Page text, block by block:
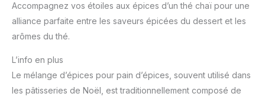
Accompagnez vos étoiles aux épices d’un thé chaï pour une
alliance parfaite entre les saveurs épicées du dessert et les
arômes du thé.
L’info en plus
Le mélange d’épices pour pain d’épices, souvent utilisé dans
les pâtisseries de Noël, est traditionnellement composé de